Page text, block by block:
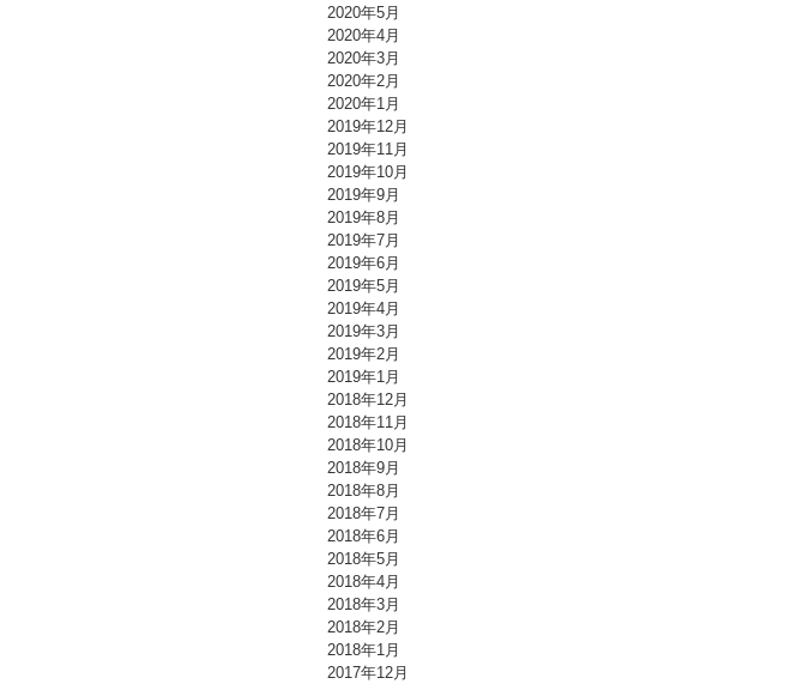
2020年5月
2020年4月
2020年3月
2020年2月
2020年1月
2019年12月
2019年11月
2019年10月
2019年9月
2019年8月
2019年7月
2019年6月
2019年5月
2019年4月
2019年3月
2019年2月
2019年1月
2018年12月
2018年11月
2018年10月
2018年9月
2018年8月
2018年7月
2018年6月
2018年5月
2018年4月
2018年3月
2018年2月
2018年1月
2017年12月